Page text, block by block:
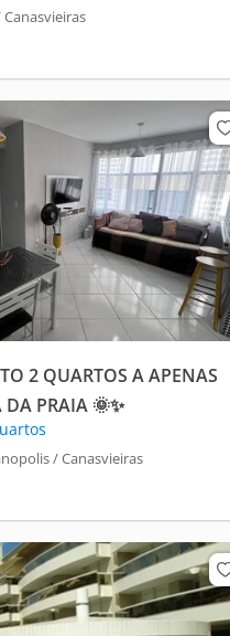
2 QUARTOS A APENAS
PRAIA 🌞✨
/ Canasvieiras